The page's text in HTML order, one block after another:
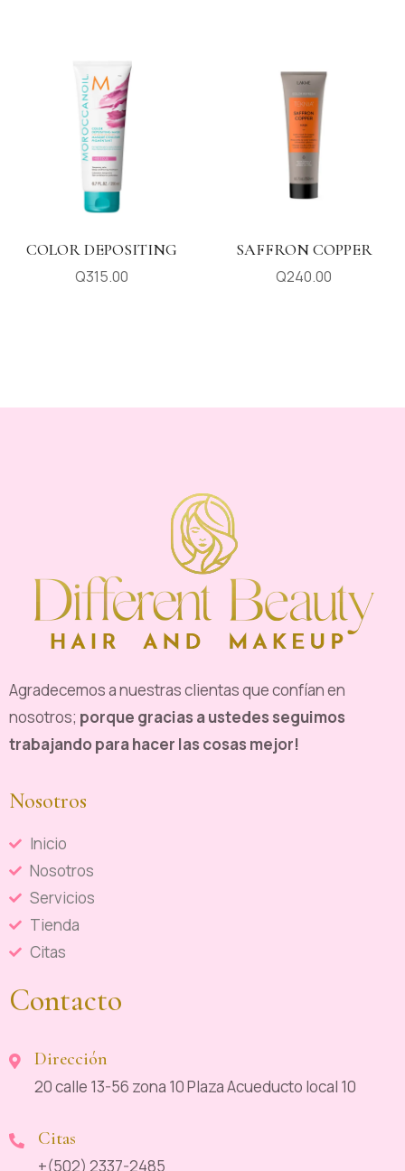
COLOR DEPOSITING
Q315.00
SAFFRON COPPER
Q240.00
Agradecemos a nuestras clientas que confían en
nosotros; porque gracias a ustedes seguimos
trabajando para hacer las cosas mejor!
Nosotros
Inicio
Nosotros
Servicios
Tienda
Citas
Contacto
Dirección
20 calle 13-56 zona 10 Plaza Acueducto local 10
Citas
+(502) 2337-2485